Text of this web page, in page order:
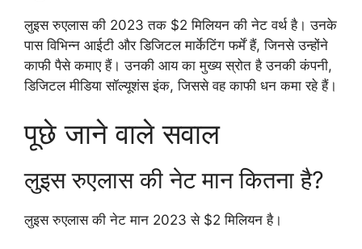
लुइस रुएलास की 2023 तक $2 मिलियन की नेट वर्थ है। उनके
पास विभिन्न आईटी और डिजिटल मार्केटिंग फर्में हैं, जिनसे उन्होंने
काफी पैसे कमाए हैं। उनकी आय का मुख्य स्रोत है उनकी कंपनी,
डिजिटल मीडिया सॉल्यूशंस इंक, जिससे वह काफी धन कमा रहे हैं।
पूछे जाने वाले सवाल
लुइस रुएलास की नेट मान कितना है?
लुइस रुएलास की नेट मान 2023 से $2 मिलियन है।